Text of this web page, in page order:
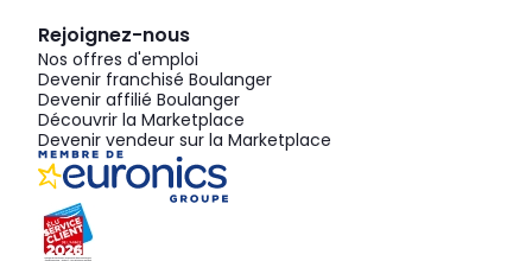
Rejoignez-nous
Nos offres d'emploi
Devenir franchisé Boulanger
Devenir affilié Boulanger
Découvrir la Marketplace
Devenir vendeur sur la Marketplace